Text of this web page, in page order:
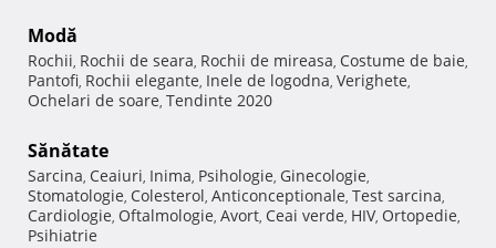
Modă
Rochii, Rochii de seara, Rochii de mireasa, Costume de baie,
Pantofi, Rochii elegante, Inele de logodna, Verighete,
Ochelari de soare, Tendinte 2020
Sănătate
Sarcina, Ceaiuri, Inima, Psihologie, Ginecologie,
Stomatologie, Colesterol, Anticonceptionale, Test sarcina,
Cardiologie, Oftalmologie, Avort, Ceai verde, HIV, Ortopedie,
Psihiatrie